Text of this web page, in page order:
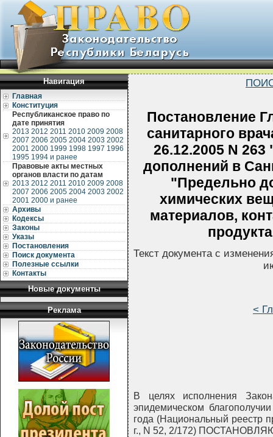
Навигация
Главная
Конституция
Республиканское право по
дате принятия
2013 2012 2011 2010 2009 2008
2007 2006 2005 2004 2003 2002
2001 2000 1999 1998 1997 1996
1995 1994 и ранее
Правовые акты местных
органов власти по датам
2013 2012 2011 2010 2009 2008
2007 2006 2005 2004 2003 2002
2001 2000 и ранее
Архивы
Кодексы
Законы
Указы
Постановления
Поиск документа
Полезные ссылки
Контакты
Новые документы
Реклама
Постановление
санитарного
26.12.2005 N
дополнений в
"Предельно
химических
материалов,
Текст документа с
<
В целях исполнения
эпидемическом
года (Национальный реестр
г., N 52, 2/172)